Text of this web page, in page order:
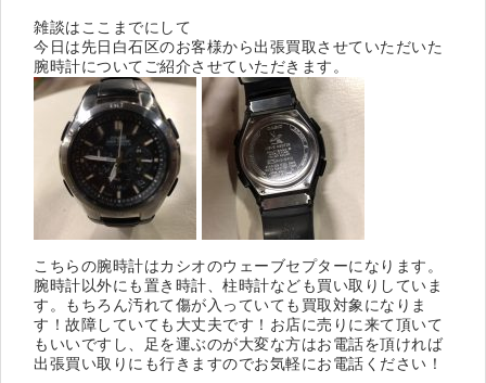
雑談はここまでにして
今日は先日白石区のお客様から出張買取させていただいた
腕時計についてご紹介させていただきます。
こちらの腕時計はカシオのウェーブセプターになります。
腕時計以外にも置き時計、柱時計なども買い取りしていま
す。もちろん汚れて傷が入っていても買取対象になりま
す！故障していても大丈夫です！お店に売りに来て頂いて
もいいですし、足を運ぶのが大変な方はお電話を頂ければ
出張買い取りにも行きますのでお気軽にお電話ください！